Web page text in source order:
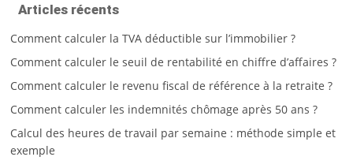
Articles récents
Comment calculer la TVA déductible sur l’immobilier ?
Comment calculer le seuil de rentabilité en chiffre d’affaires ?
Comment calculer le revenu fiscal de référence à la retraite ?
Comment calculer les indemnités chômage après 50 ans ?
Calcul des heures de travail par semaine : méthode simple et
exemple